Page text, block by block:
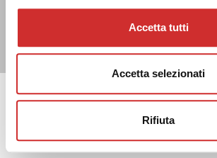
Accetta tutti
Accetta selezionati
Rifiuta
privacy|cookies|credits